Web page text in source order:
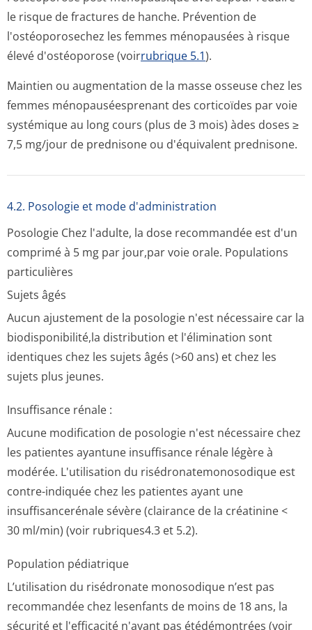
le risque de fractures de hanche. Prévention de
l'ostéoporosechez les femmes ménopausées à risque
élevé d'ostéoporose (voirrubrique 5.1).
Maintien ou augmentation de la masse osseuse chez les
femmes ménopauséesprenant des corticoïdes par voie
systémique au long cours (plus de 3 mois) àdes doses ≥
7,5 mg/jour de prednisone ou d'équivalent prednisone.
4.2. Posologie et mode d'administration
Posologie Chez l'adulte, la dose recommandée est d'un
comprimé à 5 mg par jour,par voie orale. Populations
particulières
Sujets âgés
Aucun ajustement de la posologie n'est nécessaire car la
biodisponibilité,la distribution et l'élimination sont
identiques chez les sujets âgés (>60 ans) et chez les
sujets plus jeunes.
Insuffisance rénale :
Aucune modification de posologie n'est nécessaire chez
les patientes ayantune insuffisance rénale légère à
modérée. L'utilisation du risédronatemo­nosodique est
contre-indiquée chez les patientes ayant une
insuffisancerénale sévère (clairance de la créatinine <
30 ml/min) (voir rubriques4.3 et 5­.2).
Population pédiatrique
L’utilisation du risédronate monosodique n’est pas
recommandée chez lesenfants de moins de 18 ans, la
sécurité et l'efficacité n'ayant pas étédémontrées (voir